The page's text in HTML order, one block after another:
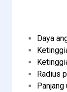
Daya
Radius